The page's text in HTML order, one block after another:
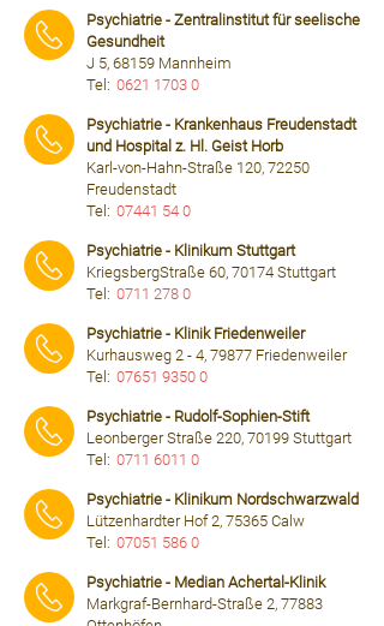
Psychiatrie - Zentralinstitut für seelische
Gesundheit
J 5, 68159 Mannheim
Tel: 0621 1703 0
Psychiatrie - Krankenhaus Freudenstadt
und Hospital z. Hl. Geist Horb
Karl-von-Hahn-Straße 120, 72250
Freudenstadt
Tel: 07441 54 0
Psychiatrie - Klinikum Stuttgart
KriegsbergStraße 60, 70174 Stuttgart
Tel: 0711 278 0
Psychiatrie - Klinik Friedenweiler
Kurhausweg 2 - 4, 79877 Friedenweiler
Tel: 07651 9350 0
Psychiatrie - Rudolf-Sophien-Stift
Leonberger Straße 220, 70199 Stuttgart
Tel: 0711 6011 0
Psychiatrie - Klinikum Nordschwarzwald
Lützenhardter Hof 2, 75365 Calw
Tel: 07051 586 0
Psychiatrie - Median Achertal-Klinik
Markgraf-Bernhard-Straße 2, 77883